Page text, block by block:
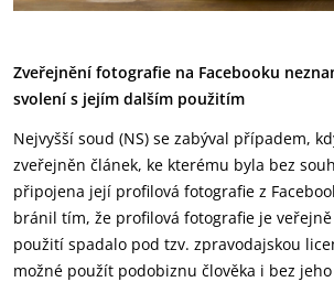
Zveřejnění fotografie na Facebooku
svolení s jejím dalším použitím
Nejvyšší soud (NS) se zabýval případem,
zveřejněn článek, ke kterému byla bez
připojena její profilová fotografie z
bránil tím, že profilová fotografie je
použití spadalo pod tzv. zpravodajskou
možné použít podobiznu člověka i bez